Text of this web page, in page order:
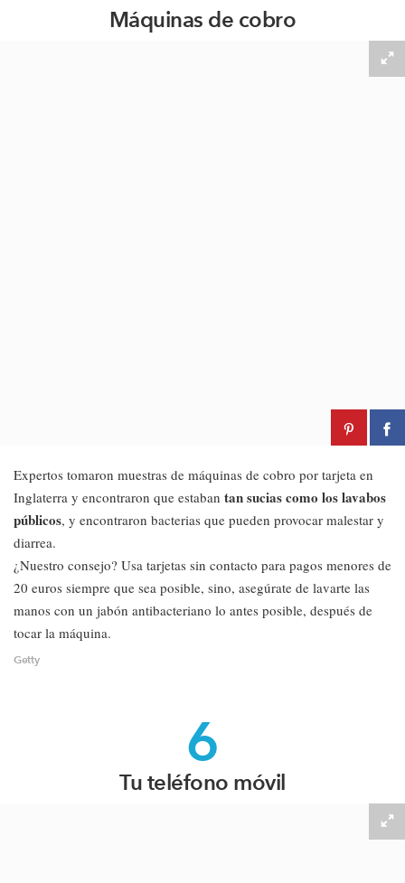
Máquinas de cobro
Expertos tomaron muestras de máquinas de cobro por tarjeta en
Inglaterra y encontraron que estaban tan sucias como los lavabos
públicos, y encontraron bacterias que pueden provocar malestar y
diarrea.
¿Nuestro consejo? Usa tarjetas sin contacto para pagos menores de
20 euros siempre que sea posible, sino, asegúrate de lavarte las
manos con un jabón antibacteriano lo antes posible, después de
tocar la máquina.
Getty
6
Tu teléfono móvil